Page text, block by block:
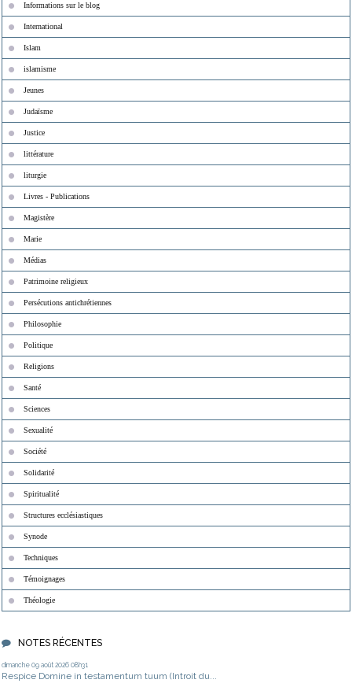
Informations sur le blog
International
Islam
islamisme
Jeunes
Judaïsme
Justice
littérature
liturgie
Livres - Publications
Magistère
Marie
Médias
Patrimoine religieux
Persécutions antichrétiennes
Philosophie
Politique
Religions
Santé
Sciences
Sexualité
Société
Solidarité
Spiritualité
Structures ecclésiastiques
Synode
Techniques
Témoignages
Théologie
NOTES RÉCENTES
dimanche 09 août 2026 08h31
Respice Domine in testamentum tuum (Introit du...